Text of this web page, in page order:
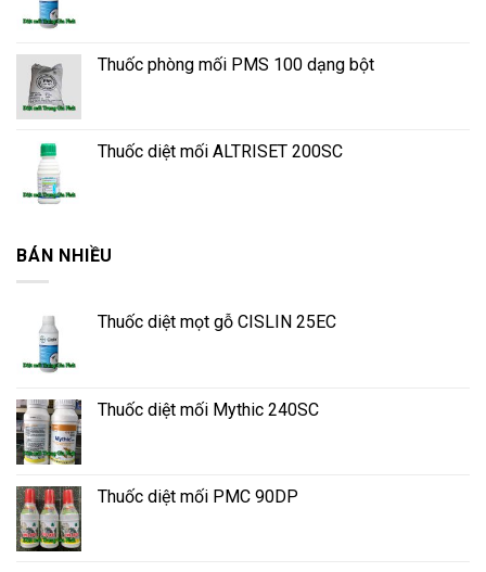
Thuốc phòng mối PMS 100 dạng bột
Thuốc diệt mối ALTRISET 200SC
BÁN NHIỀU
Thuốc diệt mọt gỗ CISLIN 25EC
Thuốc diệt mối Mythic 240SC
Thuốc diệt mối PMC 90DP